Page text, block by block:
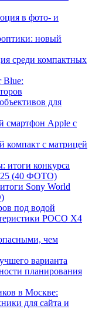
в фото- и
новый
среди компактных
Blue:
для
смартфон Apple с
компакт с матрицей
итоги конкурса
(40 ФОТО)
Sony World
под водой
POCO X4
чем
варианта
планирования
в Москве:
для сайта и